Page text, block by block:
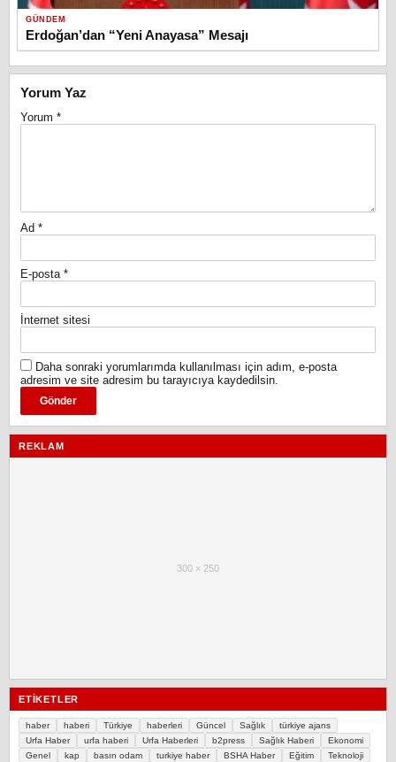
GÜNDEM
Erdoğan’dan “Yeni Anayasa” Mesajı
Yorum Yaz
Yorum *
Ad *
E-posta *
İnternet sitesi
Daha sonraki yorumlarımda kullanılması için adım, e-posta
adresim ve site adresim bu tarayıcıya kaydedilsin.
REKLAM
300 × 250
ETIKETLER
haber haberi Türkiye haberleri Güncel Sağlık
türkiye ajans
Urfa Haber
urfa haberi Urfa Haberleri b2press Sağlık Haberi
Ekonomi
Genel
kap basın odam turkiye haber BSHA Haber Eğitim Teknoloji